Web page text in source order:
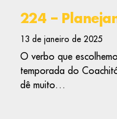
224 –
13 de janeiro de 2025
O verbo que
temporada do
dê muito…